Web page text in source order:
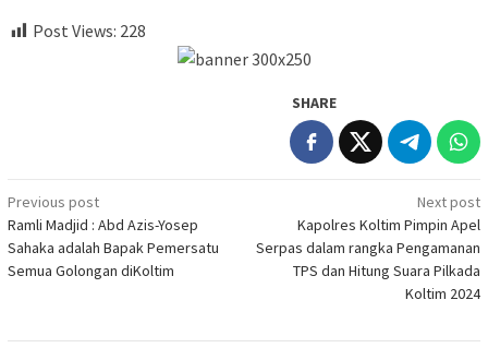
Post Views: 228
SHARE
Post
navigation
Previous post
Ramli Madjid : Abd Azis-Yosep
Sahaka adalah Bapak Pemersatu
Semua Golongan diKoltim
Next post
Kapolres Koltim Pimpin Apel
Serpas dalam rangka Pengamanan
TPS dan Hitung Suara Pilkada
Koltim 2024